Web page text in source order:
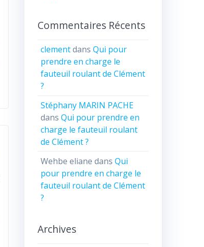
Commentaires Récents
clementdansQui pour
prendre en charge le
fauteuil roulant de Clément
?
Stéphany MARIN PACHE
dansQui pour prendre en
charge le fauteuil roulant
de Clément ?
Wehbe eliane dansQui
pour prendre en charge le
fauteuil roulant de Clément
?
Archives